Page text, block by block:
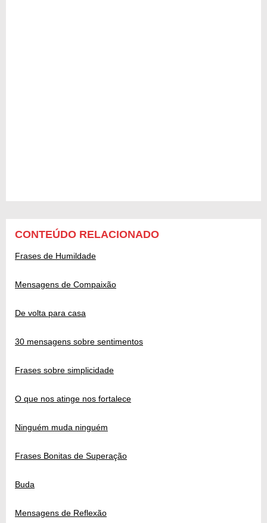
CONTEÚDO RELACIONADO
Frases de Humildade
Mensagens de Compaixão
De volta para casa
30 mensagens sobre sentimentos
Frases sobre simplicidade
O que nos atinge nos fortalece
Ninguém muda ninguém
Frases Bonitas de Superação
Buda
Mensagens de Reflexão